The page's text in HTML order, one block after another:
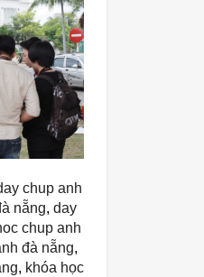
chup anh
nẵng, day
chup anh
đà nẵng,
, khóa học